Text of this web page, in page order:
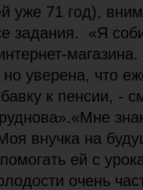
уже 71 год),
задания. «Я
уверена, что
к пенсии, -
внучка на
ей с
очень